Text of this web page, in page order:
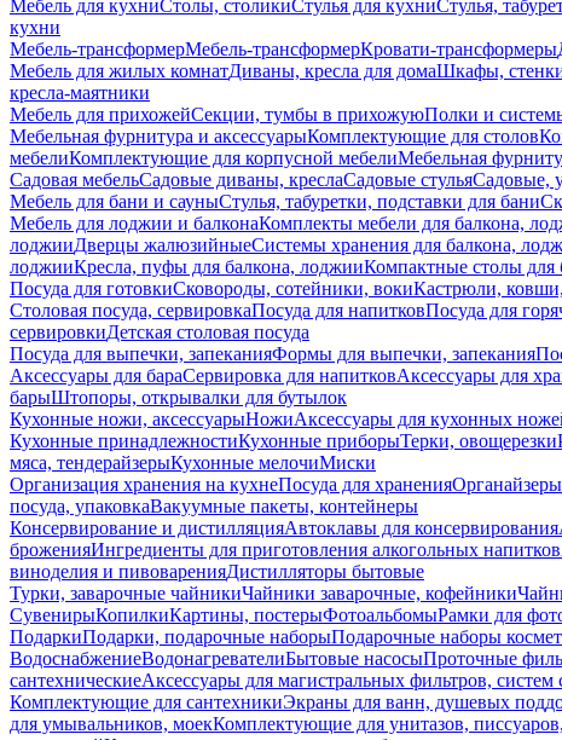
Мебель для кухниСтолы, столикиСтулья для кухниСтулья,
кухни
Мебель-трансформерМебель-трансформерКровати-трансформеры
Мебель для жилых комнатДиваны, кресла для домаШкафы,
кресла-маятники
Мебель для прихожейСекции, тумбы в прихожуюПолки и
Мебельная фурнитура и аксессуарыКомплектующие для столов
мебелиКомплектующие для корпусной мебелиМебельная
Садовая мебельСадовые диваны, креслаСадовые стульяСадовые,
Мебель для бани и сауныСтулья, табуретки, подставки для бани
Мебель для лоджии и балконаКомплекты мебели для балкона,
лоджииДверцы жалюзийныеСистемы хранения для балкона,
лоджииКресла, пуфы для балкона, лоджииКомпактные столы для
Посуда для готовкиСковороды, сотейники, вокиКастрюли,
Столовая посуда, сервировкаПосуда для напитковПосуда для
сервировкиДетская столовая посуда
Посуда для выпечки, запеканияФормы для выпечки, запекания
Аксессуары для бараСервировка для напитковАксессуары для
барыШтопоры, открывалки для бутылок
Кухонные ножи, аксессуарыНожиАксессуары для кухонных
Кухонные принадлежностиКухонные приборыТерки, овощерезки
мяса, тендерайзерыКухонные мелочиМиски
Организация хранения на кухнеПосуда для хранения
посуда, упаковкаВакуумные пакеты, контейнеры
Консервирование и дистилляцияАвтоклавы для консервирования
броженияИнгредиенты для приготовления алкогольных напитков
виноделия и пивоваренияДистилляторы бытовые
Турки, заварочные чайникиЧайники заварочные, кофейники
СувенирыКопилкиКартины, постерыФотоальбомыРамки для
ПодаркиПодарки, подарочные наборыПодарочные наборы
ВодоснабжениеВодонагревателиБытовые насосыПроточные
сантехническиеАксессуары для магистральных фильтров, систем
Комплектующие для сантехникиЭкраны для ванн, душевых
для умывальников, моекКомплектующие для унитазов,